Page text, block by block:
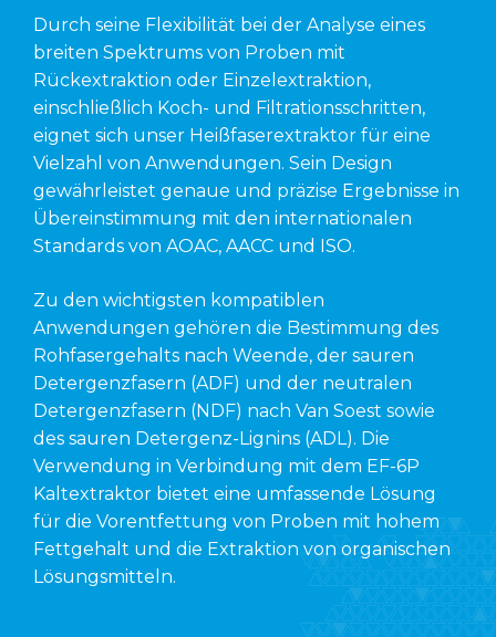
Durch seine Flexibilität bei der Analyse eines
breiten Spektrums von Proben mit
Rückextraktion oder Einzelextraktion,
einschließlich Koch- und Filtrationsschritten,
eignet sich unser Heißfaserextraktor für eine
Vielzahl von Anwendungen. Sein Design
gewährleistet genaue und präzise Ergebnisse in
Übereinstimmung mit den internationalen
Standards von AOAC, AACC und ISO.
Zu den wichtigsten kompatiblen
Anwendungen gehören die Bestimmung des
Rohfasergehalts nach Weende, der sauren
Detergenzfasern (ADF) und der neutralen
Detergenzfasern (NDF) nach Van Soest sowie
des sauren Detergenz-Lignins (ADL). Die
Verwendung in Verbindung mit dem EF-6P
Kaltextraktor bietet eine umfassende Lösung
für die Vorentfettung von Proben mit hohem
Fettgehalt und die Extraktion von organischen
Lösungsmitteln.